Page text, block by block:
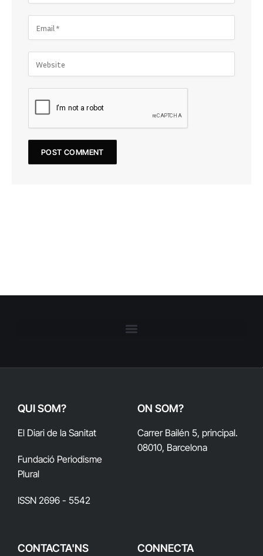
QUI SOM?
El Diari de la Sanitat
Fundació Periodisme
Plural
ISSN 2696 - 5542
ON SOM?
Carrer Bailén 5, principal.
08010, Barcelona
CONTACTA'NS CONNECTA